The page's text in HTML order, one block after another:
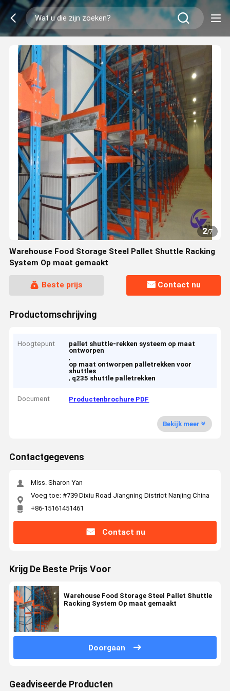
2/7
Warehouse Food Storage Steel Pallet Shuttle Racking
System Op maat gemaakt
Beste prijs Contact nu
Productomschrijving
Hoogtepunt
pallet shuttle-rekken systeem op maat
ontworpen
,
op maat ontworpen palletrekken voor
shuttles
, q235 shuttle palletrekken
Document Productenbrochure PDF
Bekijk meer
Contactgegevens
Miss. Sharon Yan
Voeg toe: #739 Dixiu Road Jiangning District Nanjing China
+86-15161451461
Contact nu
Krijg De Beste Prijs Voor
Warehouse Food Storage Steel Pallet Shuttle
Racking System Op maat gemaakt
Doorgaan
Geadviseerde Producten